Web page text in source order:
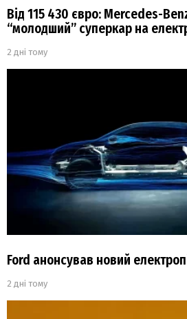
Від 115 430 євро: Mercedes-
“молодший” суперкар на
2 дні тому
Ford анонсував новий
2 дні тому